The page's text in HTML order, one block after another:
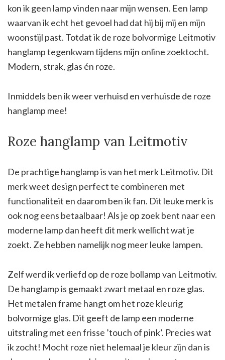
kon ik geen lamp vinden naar mijn wensen. Een lamp
waarvan ik echt het gevoel had dat hij bij mij en mijn
woonstijl past. Totdat ik de roze bolvormige Leitmotiv
hanglamp tegenkwam tijdens mijn online zoektocht.
Modern, strak, glas én roze.
Inmiddels ben ik weer verhuisd en verhuisde de roze
hanglamp mee!
Roze hanglamp van Leitmotiv
De prachtige hanglamp is van het merk Leitmotiv. Dit
merk weet design perfect te combineren met
functionaliteit en daarom ben ik fan. Dit leuke merk is
ook nog eens betaalbaar! Als je op zoek bent naar een
moderne lamp dan heeft dit merk wellicht wat je
zoekt. Ze hebben namelijk nog meer leuke lampen.
Zelf werd ik verliefd op de roze bollamp van Leitmotiv.
De hanglamp is gemaakt zwart metaal en roze glas.
Het metalen frame hangt om het roze kleurig
bolvormige glas. Dit geeft de lamp een moderne
uitstraling met een frisse ’touch of pink’. Precies wat
ik zocht! Mocht roze niet helemaal je kleur zijn dan is